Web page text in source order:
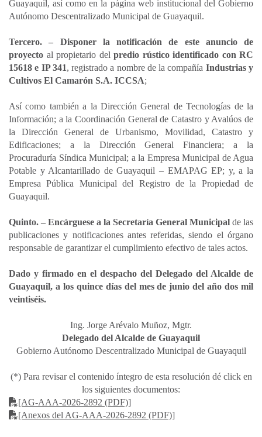
Guayaquil, así como en la página web institucional del Gobierno
Autónomo Descentralizado Municipal de Guayaquil.
Tercero. – Disponer la notificación de este anuncio de
proyecto al propietario del predio rústico identificado con RC
15618 e IP 341, registrado a nombre de la compañía Industrias y
Cultivos El Camarón S.A. ICCSA;
Así como también a la Dirección General de Tecnologías de la
Información; a la Coordinación General de Catastro y Avalúos de
la Dirección General de Urbanismo, Movilidad, Catastro y
Edificaciones; a la Dirección General Financiera; a la
Procuraduría Síndica Municipal; a la Empresa Municipal de Agua
Potable y Alcantarillado de Guayaquil – EMAPAG EP; y, a la
Empresa Pública Municipal del Registro de la Propiedad de
Guayaquil.
Quinto. – Encárguese a la Secretaría General Municipal de las
publicaciones y notificaciones antes referidas, siendo el órgano
responsable de garantizar el cumplimiento efectivo de tales actos.
Dado y firmado en el despacho del Delegado del Alcalde de
Guayaquil, a los quince días del mes de junio del año dos mil
veintiséis.
Ing. Jorge Arévalo Muñoz, Mgtr.
Delegado del Alcalde de Guayaquil
Gobierno Autónomo Descentralizado Municipal de Guayaquil
(*) Para revisar el contenido íntegro de esta resolución dé click en
los siguientes documentos:
[AG-AAA-2026-2892 (PDF)]
[Anexos del AG-AAA-2026-2892 (PDF)]